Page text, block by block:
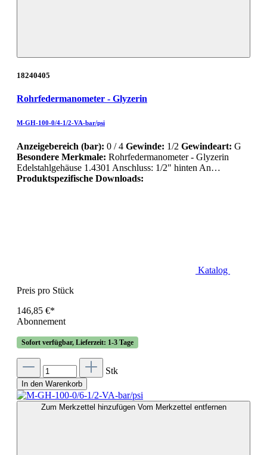
18240405
Rohrfedermanometer - Glyzerin
M-GH-100-0/4-1/2-VA-bar/psi
Anzeigebereich (bar): 0 / 4 Gewinde: 1/2 Gewindeart: G
Besondere Merkmale: Rohrfedermanometer - Glyzerin
Edelstahlgehäuse 1.4301 Anschluss: 1/2" hinten An…
Produktspezifische Downloads:
Katalog
Preis pro Stück
146,85 €*
Abonnement
Sofort verfügbar, Lieferzeit: 1-3 Tage
Stk
In den Warenkorb
Zum Merkzettel hinzufügen Vom Merkzettel entfernen